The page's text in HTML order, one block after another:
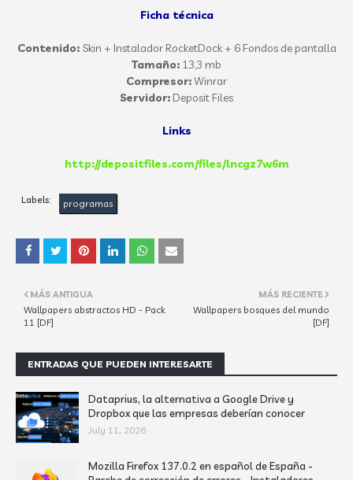
Ficha técnica
Contenido: Skin + Instalador RocketDock + 6 Fondos de pantalla
Tamaño: 13,3 mb
Compresor:Winrar
Servidor: Deposit Files
Links
http://depositfiles.com/files/lncgz7w6m
Labels: programas
MÁS RECIENTE
Wallpapers bosques del mundo
[DF]
MÁS ANTIGUA
Wallpapers abstractos HD - Pack
11 [DF]
ENTRADAS QUE PUEDEN INTERESARTE
Dataprius, la alternativa a Google Drive y
Dropbox que las empresas deberían conocer
July 11, 2026
Mozilla Firefox 137.0.2 en español de España -